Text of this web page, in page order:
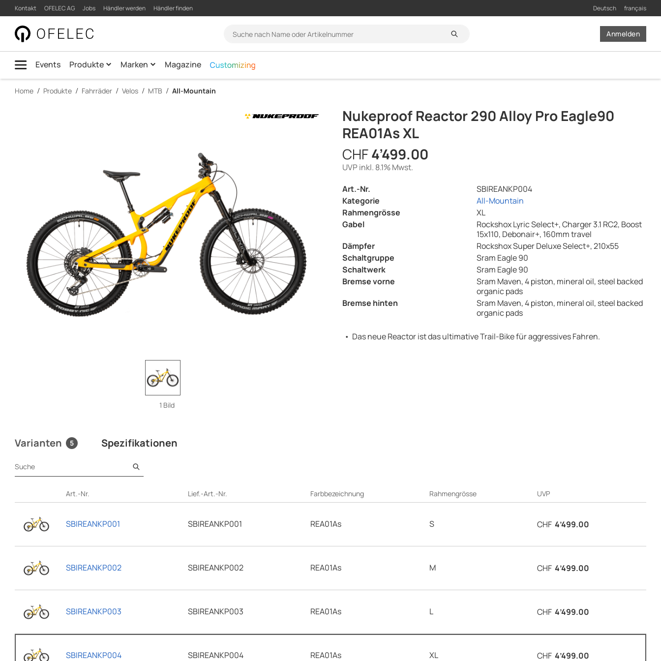
Product
Detail
OFELEC
AG
quick.navigation
Kontakt OFELEC AG Jobs Händler werden Händler finden language.navigation Deutsch français
Name
Artikelnummer
Anmelden
Menü
Events Produkte Marken Magazine
Home Produkte Fahrräder Velos MTB All-Mountain
Nukeproof Reactor 290 Alloy Pro Eagle90
REA01As XL
CHF4’499.00
UVP inkl. 8.1% Mwst.
Art.-Nr.
SBIREANKP004
Kategorie
All-Mountain
Rahmengrösse
XL
Gabel
Rockshox Lyric Select+, Charger 3.1 RC2, Boost
15x110, Debonair+, 160mm travel
Dämpfer
Rockshox Super Deluxe Select+, 210x55
Schaltgruppe
Sram Eagle 90
Schaltwerk
Sram Eagle 90
Bremse vorne
Sram Maven, 4 piston, mineral oil, steel backed
organic pads
Bremse hinten
Sram Maven, 4 piston, mineral oil, steel backed
organic pads
Das neue Reactor ist das ultimative Trail-Bike für aggressives Fahren.
1 Bild
Varianten Spezifikationen
Suche
Art.-Nr. Lief.-Art.-Nr. Farbbezeichnung Rahmengrösse UVP
SBIREANKP001 SBIREANKP001 REA01As S CHF 4’499.00
SBIREANKP002 SBIREANKP002 REA01As M CHF 4’499.00
SBIREANKP003 SBIREANKP003 REA01As L CHF 4’499.00
SBIREANKP004 SBIREANKP004 REA01As XL CHF 4’499.00